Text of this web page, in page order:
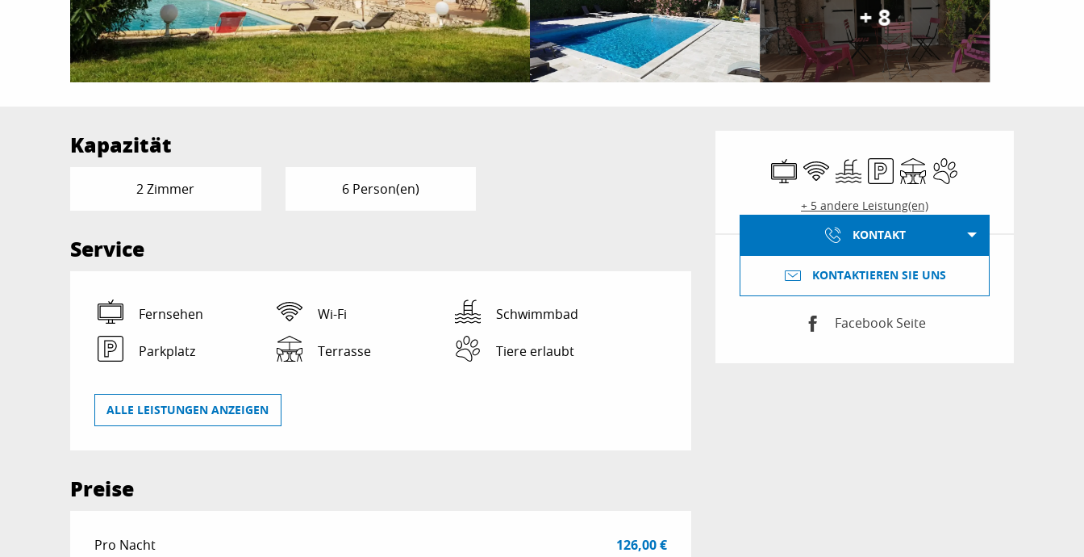
+ 8
Öffnungszeiten &
Fernsehen
Wi-Fi Schwimmbad
ParkplatzTerrasseTiere erlaubt
+ 5 andere Leistung(en)
KONTAKT
KONTAKTIEREN SIE UNS
Facebook Seite
Kapazität
2 Zimmer 6 Person(en)
Service
Fernsehen Wi-Fi Schwimmbad
Parkplatz Terrasse Tiere erlaubt
ALLE LEISTUNGEN ANZEIGEN
Preise
Preise 2026
Pro Nacht 126,00 €